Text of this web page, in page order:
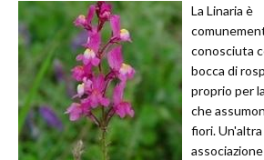
La Linaria è
conosciuta
bocca di
proprio per
che
fiori. Un'altra
associazione